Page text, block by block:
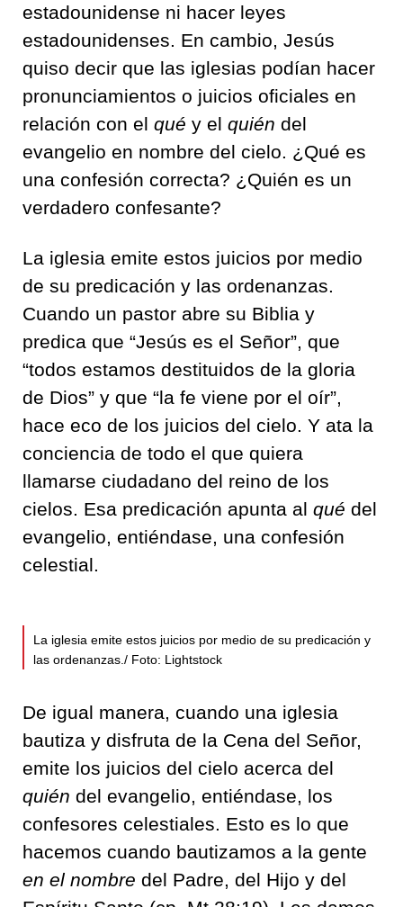
estadounidense ni hacer leyes
estadounidenses. En cambio, Jesús
quiso decir que las iglesias podían hacer
pronunciamientos o juicios oficiales en
relación con el qué y el quién del
evangelio en nombre del cielo. ¿Qué es
una confesión correcta? ¿Quién es un
verdadero confesante?
La iglesia emite estos juicios por medio
de su predicación y las ordenanzas.
Cuando un pastor abre su Biblia y
predica que “Jesús es el Señor”, que
“todos estamos destituidos de la gloria
de Dios” y que “la fe viene por el oír”,
hace eco de los juicios del cielo. Y ata la
conciencia de todo el que quiera
llamarse ciudadano del reino de los
cielos. Esa predicación apunta al qué del
evangelio, entiéndase, una confesión
celestial.
La iglesia emite estos juicios por medio de su predicación y
las ordenanzas./ Foto: Lightstock
De igual manera, cuando una iglesia
bautiza y disfruta de la Cena del Señor,
emite los juicios del cielo acerca del
quién del evangelio, entiéndase, los
confesores celestiales. Esto es lo que
hacemos cuando bautizamos a la gente
en el nombre del Padre, del Hijo y del